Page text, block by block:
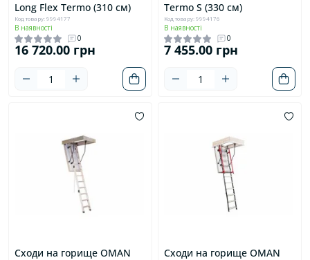
Long Flex Termo (310 см)
Код товару: 9994177
В наявності
0
16 720.00 грн
Termo S (330 см)
Код товару: 9994176
В наявності
0
7 455.00 грн
Сходи на горище OMAN
Сходи на горище OMAN